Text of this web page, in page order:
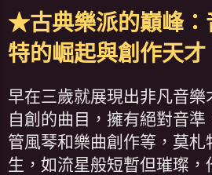
★古典樂派的巔峰：
特的崛起與創作天才
早在三歲就展現出非凡音樂
自創的曲目，擁有絕對音準
管風琴和樂曲創作等，莫札
生，如流星般短暫但璀璨，